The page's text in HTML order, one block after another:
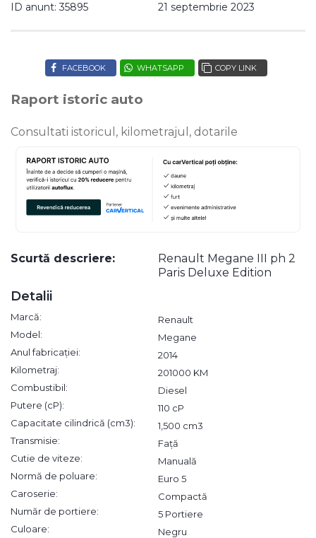
ID anunt: 35895 21 septembrie 2023
FACEBOOK WHATSAPP COPY LINK
Raport istoric auto
Consultati istoricul, kilometrajul, dotarile
Scurtă descriere:
Renault Megane III ph 2
Paris Deluxe Edition
Detalii
Marcă:
Renault
Model:
Megane
Anul fabricației:
2014
Kilometraj:
201000 KM
Combustibil:
Diesel
Putere (cP):
110 cP
Capacitate cilindrică (cm3):
1,500 cm3
Transmisie:
Față
Cutie de viteze:
Manuală
Normă de poluare:
Euro 5
Caroserie:
Compactă
Număr de portiere:
5 Portiere
Culoare:
Negru